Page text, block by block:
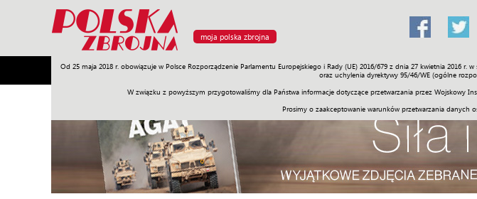
moja polska zbrojna
Od 25 maja 2018 r. obowiązuje w Polsce Rozporządzenie Parlamentu Europejskiego i Rady (UE) 2016/679 z dnia 27 kwietnia
oraz uchylenia dyrektywy 95/46/WE (ogólne
W związku z powyższym przygotowaliśmy dla Państwa informacje dotyczące przetwarzania przez Wojskowy
Prosimy o zaakceptowanie warunków przetwarzania danych
Armia Poligon Sprzęt Misje Polityka Prawo Świat Społeczność Sport